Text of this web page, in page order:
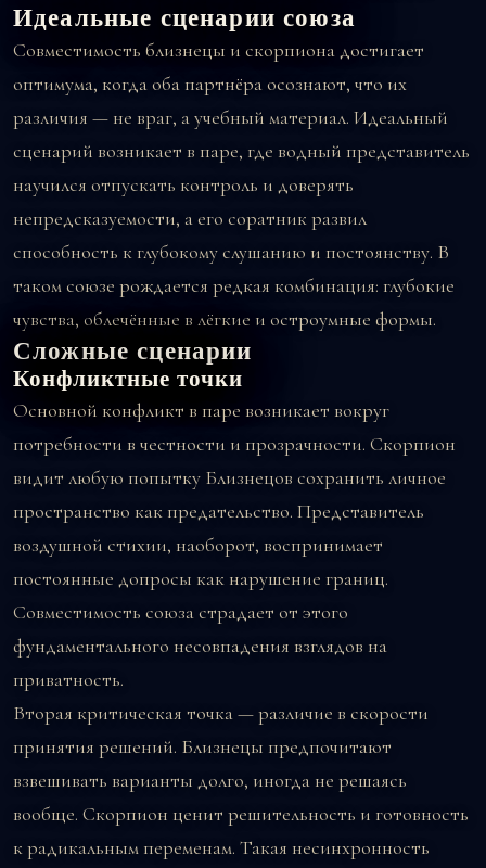
Идеальные сценарии союза
Совместимость близнецы и скорпиона достигает
оптимума, когда оба партнёра осознают, что их
различия — не враг, а учебный материал. Идеальный
сценарий возникает в паре, где водный представитель
научился отпускать контроль и доверять
непредсказуемости, а его соратник развил
способность к глубокому слушанию и постоянству. В
таком союзе рождается редкая комбинация: глубокие
чувства, облечённые в лёгкие и остроумные формы.
Сложные сценарии
Конфликтные точки
Основной конфликт в паре возникает вокруг
потребности в честности и прозрачности. Скорпион
видит любую попытку Близнецов сохранить личное
пространство как предательство. Представитель
воздушной стихии, наоборот, воспринимает
постоянные допросы как нарушение границ.
Совместимость союза страдает от этого
фундаментального несовпадения взглядов на
приватность.
Вторая критическая точка — различие в скорости
принятия решений. Близнецы предпочитают
взвешивать варианты долго, иногда не решаясь
вообще. Скорпион ценит решительность и готовность
к радикальным переменам. Такая несинхронность